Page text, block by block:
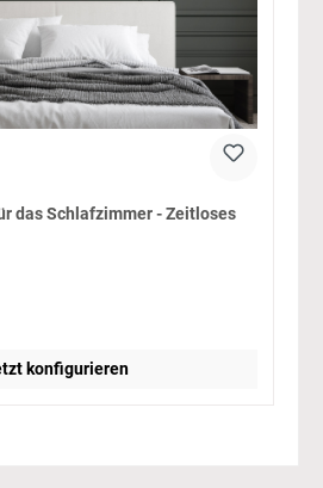
das Schlafzimmer - Zeitloses
konfigurieren